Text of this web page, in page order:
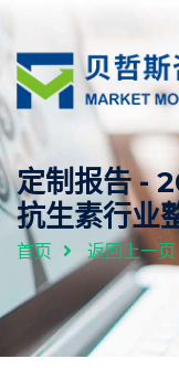
定制报告 -
抗生素行业
首页 返回上一页